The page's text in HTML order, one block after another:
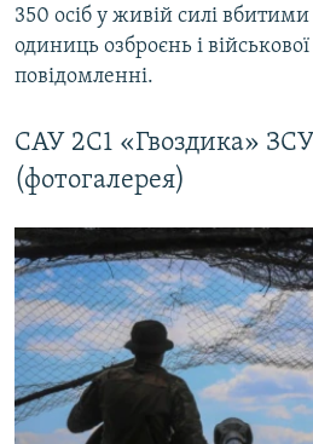
350 осіб у живій силі
одиниць озброєнь і
повідомленні.
САУ 2С1 «Гвоздика»
(фотогалерея)